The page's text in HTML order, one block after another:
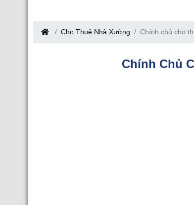
Cho Thuê Nhà Xưởng Chính chủ cho
Chính Chủ